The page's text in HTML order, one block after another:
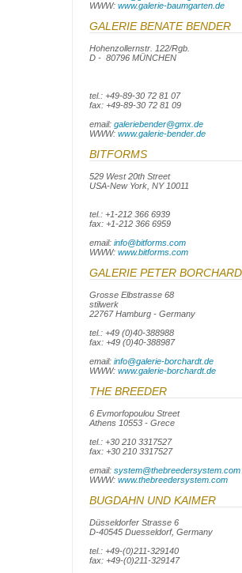
WWW: www.galerie-baumgarten.de
GALERIE BENATE BENDER
Hohenzollernstr. 122/Rgb.
D - 80796 MÜNCHEN
tel.: +49-89-30 72 81 07
fax: +49-89-30 72 81 09
email: galeriebender@gmx.de
WWW: www.galerie-bender.de
BITFORMS
529 West 20th Street
USA-New York, NY 10011
tel.: +1-212 366 6939
fax: +1-212 366 6959
email: info@bitforms.com
WWW: www.bitforms.com
GALERIE PETER
Grosse Elbstrasse 68
stilwerk
22767 Hamburg - Germany
tel.: +49 (0)40-388988
fax: +49 (0)40-388987
email: info@galerie-borchardt.de
WWW: www.galerie-borchardt.de
THE BREEDER
6 Evmorfopoulou Street
Athens 10553 - Grece
tel.: +30 210 3317527
fax: +30 210 3317527
email: system@thebreedersystem.com
WWW: www.thebreedersystem.com
BUGDAHN UND KAIMER
Düsseldorfer Strasse 6
D-40545 Duesseldorf, Germany
tel.: +49-(0)211-329140
fax: +49-(0)211-329147